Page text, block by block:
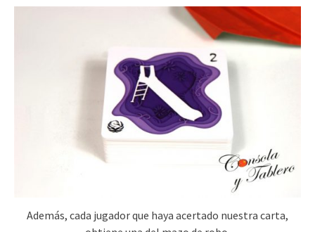
Además, cada jugador que haya acertado nuestra carta,